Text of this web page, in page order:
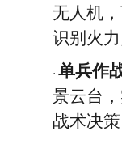
无人机
识别火力
· 单兵作
景云台
战术决策